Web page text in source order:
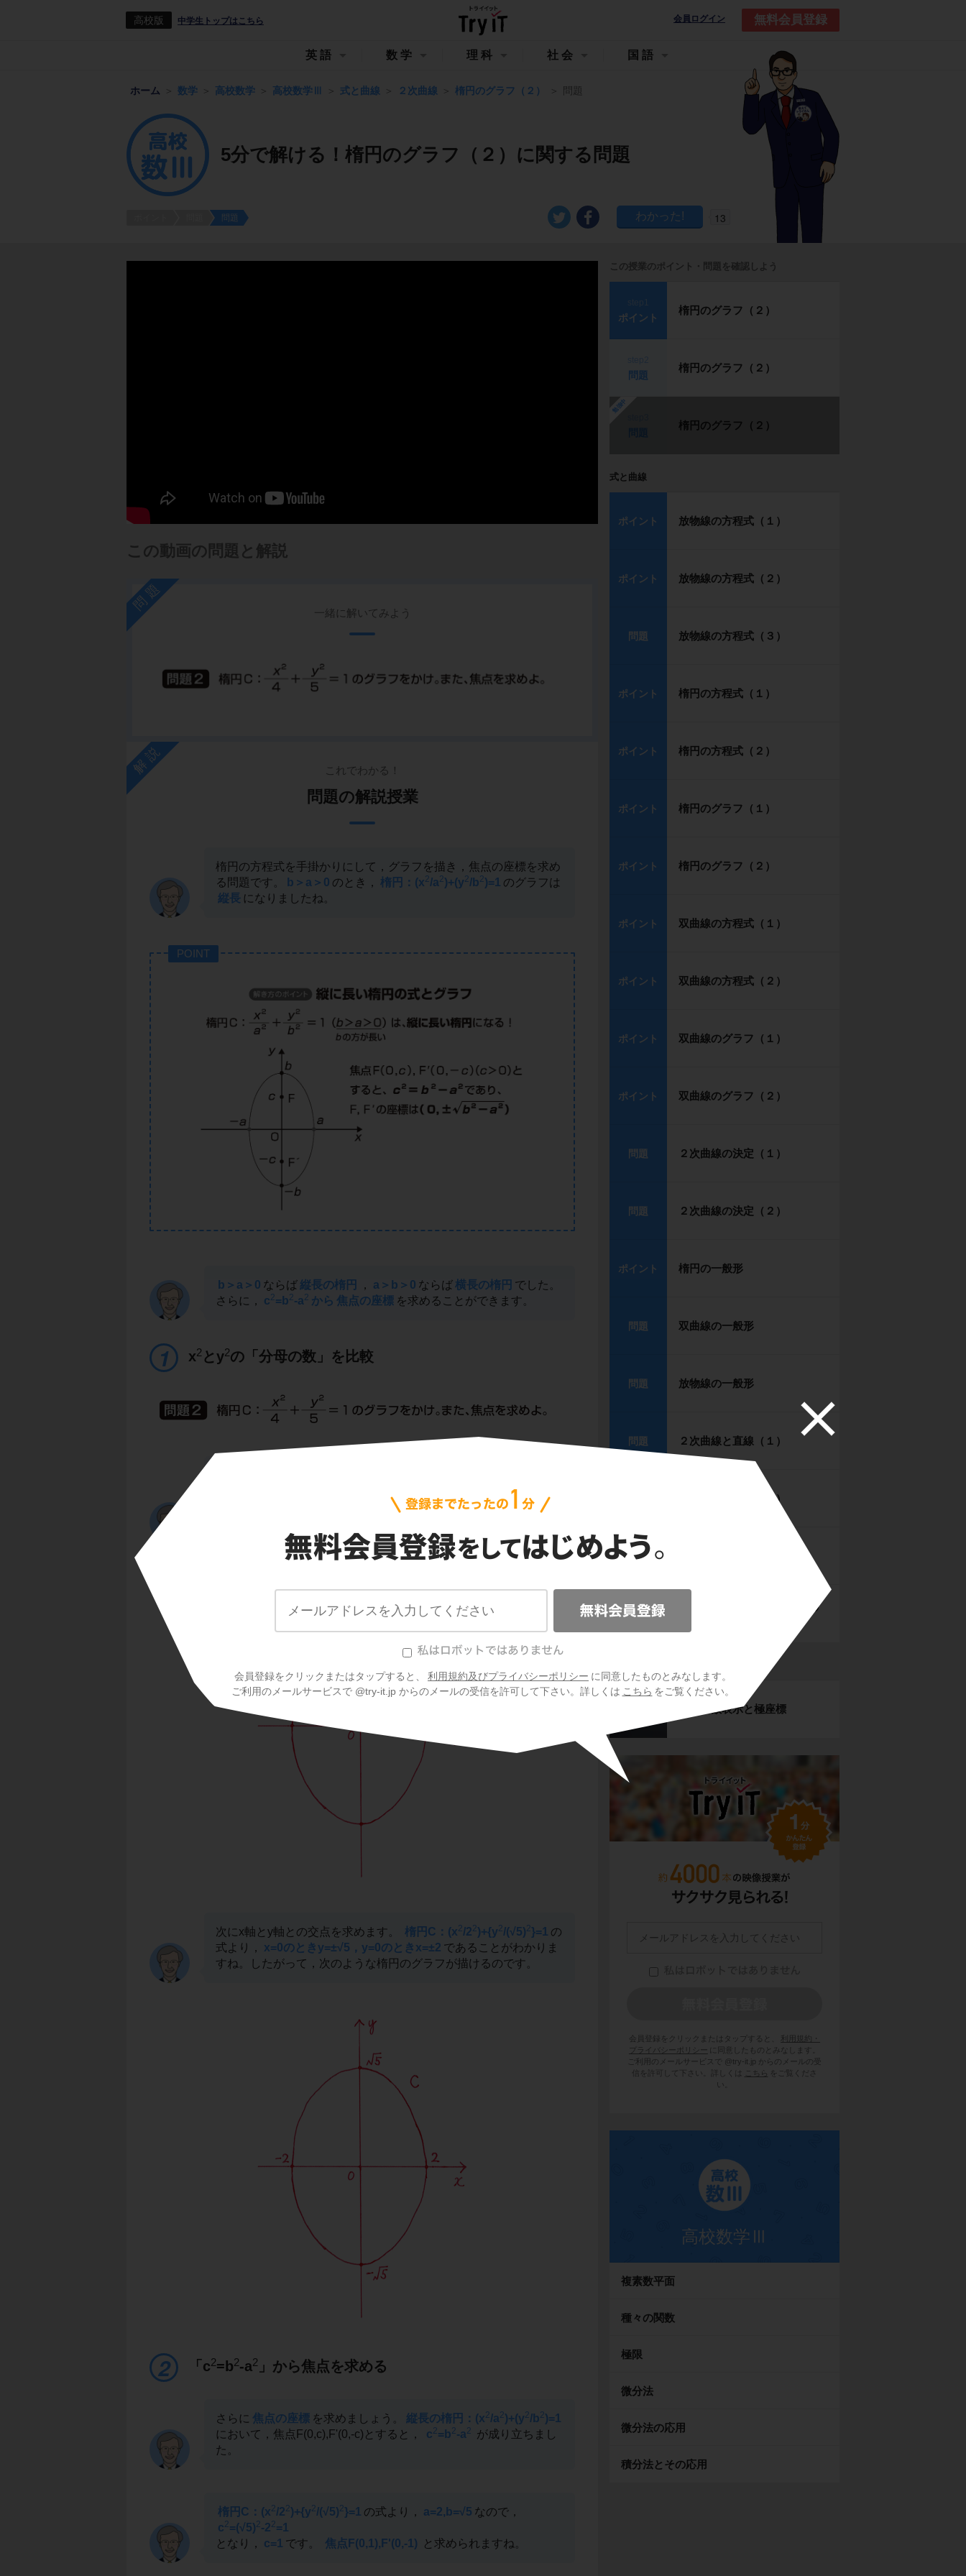
高校版 中学生トップはこちら 会員ログイン 無料会員登録
会員登録をクリックまたはタップすると、 利用規約及びプライバシーポリシー に同意したものとみなします。
ご利用のメールサービスで @try-it.jp からのメールの受信を許可して下さい。詳しくは こちら をご覧ください。
英語 数学 理科 社会 国語
ホーム 数学 高校数学 高校数学Ⅲ 式と曲線 ２次曲線 楕円のグラフ（２） 問題
5分で解ける！楕円のグラフ（２）に関する問題
問題 13
この動画の問題と解説
問題 一緒に解いてみよう
解説 これでわかる！
問題の解説授業
楕円の方程式を手掛かりにして，グラフを描き，焦点の座標を求め
る問題です。
b＞a＞0 のとき， 楕円：(x2/a2)+(y2/b2)=1 のグラフは
縦長 になりましたね。
POINT
b＞a＞0 ならば縦長の楕円 ， a＞b＞0 ならば横長の楕円 でした。
さらに，
c2=b2-a2 から 焦点の座標 を求めることができます。
x2 とy2の「分母の数」を比較
の分母の数4)＜
であることから，縦に長い楕円であることがわか
次にx軸とy軸との交点を求めます。 楕円C：(x2/22)+{y2/(√5)2}=1 の
式より，
x=0のときy=±√5，y=0のときx=±2 であることがわかりま
すね。したがって，次のような楕円のグラフが描けるのです。
「c2=b2-a2 」から焦点を求める
さらに 焦点の座標 を求めましょう。 縦長の楕円：(x2/a2)+(y2/b2)=1
において，焦点F(0,c),F'(0,-c)とすると，
c2=b2-a2
が成り立ちまし
た。
楕円C：(x2/22)+{y2/(√5)2}=1 の式より， a=2,b=√5 なので，
c2=(√5)2-22=1
となり，
c=1 です。 焦点F(0,1),F'(0,-1) と求められますね。
この授業のポイント・問題を確認しよう
ポイント
楕円のグラフ（２）
問題
楕円のグラフ（２）
勉強中
楕円のグラフ（２）
式と曲線
ポイント 放物線の方程式（１）
ポイント 放物線の方程式（２）
問題 放物線の方程式（３）
ポイント 楕円の方程式（１）
ポイント 楕円の方程式（２）
ポイント 楕円のグラフ（１）
ポイント 楕円のグラフ（２）
ポイント 双曲線の方程式（１）
ポイント 双曲線の方程式（２）
ポイント 双曲線のグラフ（１）
ポイント 双曲線のグラフ（２）
問題 ２次曲線の決定（１）
問題 ２次曲線の決定（２）
ポイント 楕円の一般形
問題 双曲線の一般形
問題 放物線の一般形
問題 ２次曲線と直線（１）
２次曲線と直線（２）
ポイント
問題
曲線外の点から引いた接線の
媒介変数表示と極座標
会員登録をクリックまたはタップすると、
利用規約・
プライバシーポリシー
に同意したものとみなします。
ご利用のメールサービスで @try-it.jp からのメールの受
信を許可して下さい。詳しくは
こちら
をご覧くださ
い。
高校数学Ⅲ
複素数平面
種々の関数
極限
微分法
微分法の応用
積分法とその応用